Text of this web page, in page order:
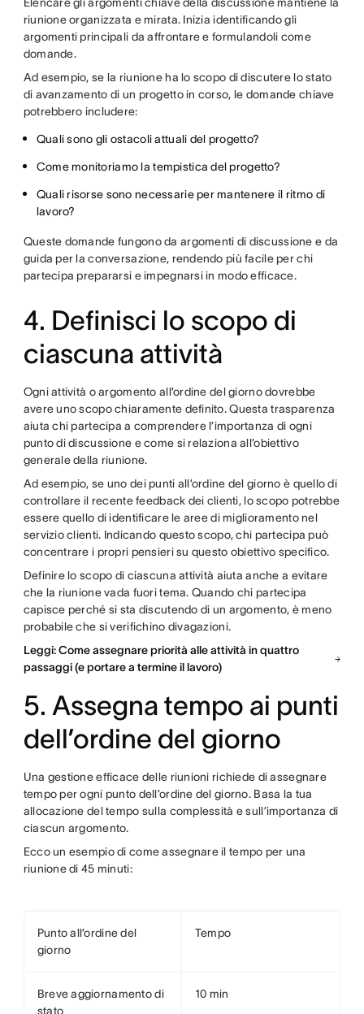
Elencare gli argomenti chiave della discussione mantiene la
riunione organizzata e mirata. Inizia identificando gli
argomenti principali da affrontare e formulandoli come
domande.
Ad esempio, se la riunione ha lo scopo di discutere lo stato
di avanzamento di un progetto in corso, le domande chiave
potrebbero includere:
Quali sono gli ostacoli attuali del progetto?
Come monitoriamo la tempistica del progetto?
Quali risorse sono necessarie per mantenere il ritmo di
lavoro?
Queste domande fungono da argomenti di discussione e da
guida per la conversazione, rendendo più facile per chi
partecipa prepararsi e impegnarsi in modo efficace.
4. Definisci lo scopo di
ciascuna attività
Ogni attività o argomento all’ordine del giorno dovrebbe
avere uno scopo chiaramente definito. Questa trasparenza
aiuta chi partecipa a comprendere l’importanza di ogni
punto di discussione e come si relaziona all’obiettivo
generale della riunione.
Ad esempio, se uno dei punti all’ordine del giorno è quello di
controllare il recente feedback dei clienti, lo scopo potrebbe
essere quello di identificare le aree di miglioramento nel
servizio clienti. Indicando questo scopo, chi partecipa può
concentrare i propri pensieri su questo obiettivo specifico.
Definire lo scopo di ciascuna attività aiuta anche a evitare
che la riunione vada fuori tema. Quando chi partecipa
capisce perché si sta discutendo di un argomento, è meno
probabile che si verifichino divagazioni.
Leggi: Come assegnare priorità alle attività in quattro
passaggi (e portare a termine il lavoro)
5. Assegna tempo ai punti
dell’ordine del giorno
Una gestione efficace delle riunioni richiede di assegnare
tempo per ogni punto dell’ordine del giorno. Basa la tua
allocazione del tempo sulla complessità e sull’importanza di
ciascun argomento.
Ecco un esempio di come assegnare il tempo per una
riunione di 45 minuti:
Punto all’ordine del
giorno
Tempo
Breve aggiornamento di
stato
10 min